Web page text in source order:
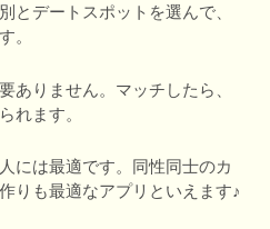
とデートスポットを選んで、
。
ありません。マッチしたら、
れます。
には最適です。同性同士のカ
りも最適なアプリといえます♪